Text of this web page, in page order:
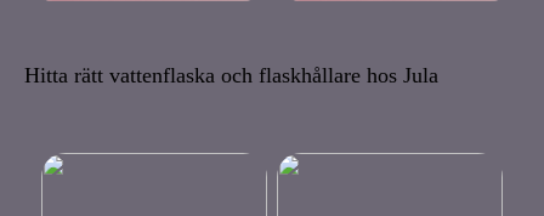
Hitta rätt vattenflaska och flaskhållare hos Jula